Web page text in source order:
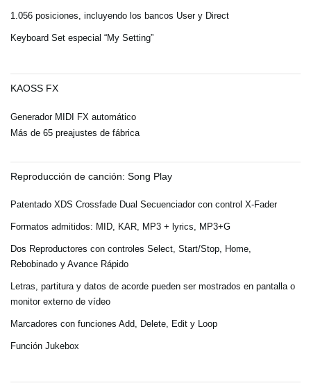
1.056 posiciones, incluyendo los bancos User y Direct
Keyboard Set especial “My Setting”
KAOSS FX
Generador MIDI FX automático
Más de 65 preajustes de fábrica
Reproducción de canción: Song Play
Patentado XDS Crossfade Dual Secuenciador con control X-Fader
Formatos admitidos: MID, KAR, MP3 + lyrics, MP3+G
Dos Reproductores con controles Select, Start/Stop, Home,
Rebobinado y Avance Rápido
Letras, partitura y datos de acorde pueden ser mostrados en pantalla o
monitor externo de vídeo
Marcadores con funciones Add, Delete, Edit y Loop
Función Jukebox